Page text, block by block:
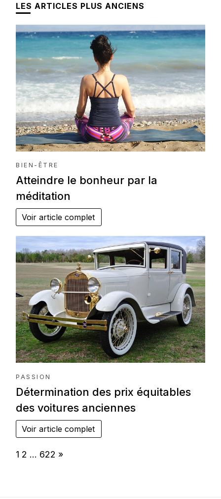
LES ARTICLES PLUS ANCIENS
BIEN-ÊTRE
Atteindre le bonheur par la
méditation
Voir article complet
PASSION
Détermination des prix équitables
des voitures anciennes
Voir article complet
Page:
1 2 … 622 Next
»